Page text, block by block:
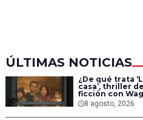
ÚLTIMAS NOTICIAS
¿De qué trata
casa’, thriller
ficción con
que triunfa en
8 agosto, 2026